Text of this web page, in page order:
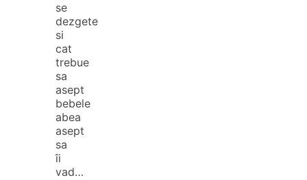
se
dezgete
si
cat
trebue
sa
asept
bebele
abea
asept
sa
îi
vad…